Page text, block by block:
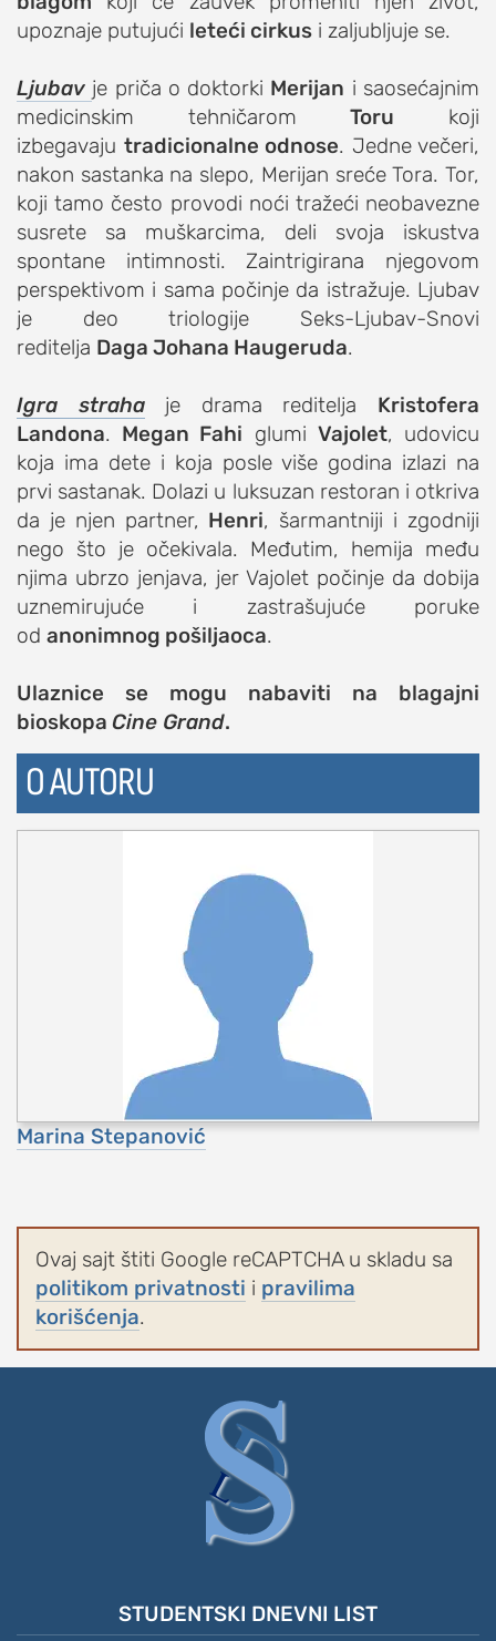
upoznaje putujući leteći cirkus i zaljubljuje se.
Ljubav je priča o doktorki Merijan i saosećajnim
medicinskim tehničaromToru koji
izbegavaju tradicionalne odnose. Jedne večeri,
nakon sastanka na slepo, Merijan sreće Tora. Tor,
koji tamo često provodi noći tražeći neobavezne
susrete sa muškarcima, deli svoja iskustva
spontane intimnosti. Zaintrigirana njegovom
perspektivom i sama počinje da istražuje. Ljubav
je deo triologije Seks-Ljubav-Snovi
reditelja Daga Johana Haugeruda.
Igra straha je drama reditelja Kristofera
Landona. Megan Fahi glumi Vajolet, udovicu
koja ima dete i koja posle više godina izlazi na
prvi sastanak. Dolazi u luksuzan restoran i otkriva
da je njen partner, Henri, šarmantniji i zgodniji
nego što je očekivala. Međutim, hemija među
njima ubrzo jenjava, jer Vajolet počinje da dobija
uznemirujuće i zastrašujuće poruke
od anonimnog pošiljaoca.
Ulaznice se mogu nabaviti na blagajni
bioskopa Cine Grand.
O AUTORU
Marina Stepanović
Ovaj sajt štiti Google reCAPTCHA u skladu sa
politikom privatnosti i pravilima
korišćenja.
STUDENTSKI DNEVNI LIST